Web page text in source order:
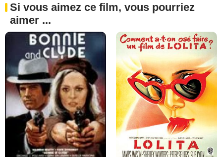
Si vous aimez ce film, vous pourriez
aimer ...